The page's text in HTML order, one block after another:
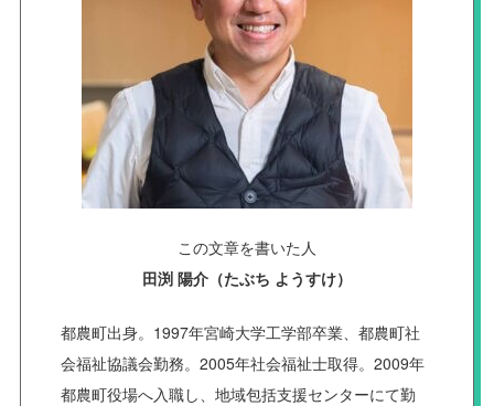
この文章を書いた人
田渕 陽介（たぶち ようすけ）
都農町出身。1997年宮崎大学工学部卒業、都農町社
会福祉協議会勤務。2005年社会福祉士取得。2009年
都農町役場へ入職し、地域包括支援センターにて勤